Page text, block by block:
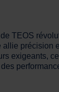
TEOS
précision
exigeants,